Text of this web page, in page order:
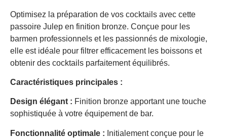
Optimisez la préparation de vos cocktails avec cette
passoire Julep en finition bronze. Conçue pour les
barmen professionnels et les passionnés de mixologie,
elle est idéale pour filtrer efficacement les boissons et
obtenir des cocktails parfaitement équilibrés.​
Caractéristiques principales :
Design élégant : Finition bronze apportant une touche
sophistiquée à votre équipement de bar.​
Fonctionnalité optimale : Initialement conçue pour le